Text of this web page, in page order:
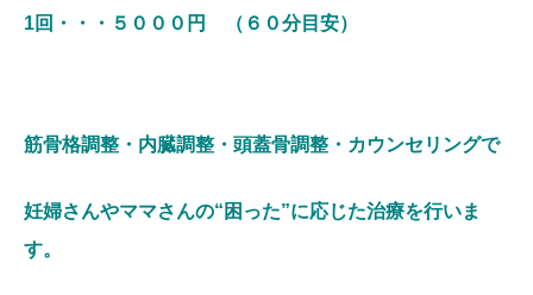
1回・・・５０００円 （６０分目安）
筋骨格調整・内臓調整・頭蓋骨調整・カウンセリングで
妊婦さんやママさんの“困った”に応じた治療を行いま
す。